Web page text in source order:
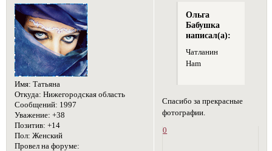
Имя: Татьяна
Откуда: Нижегородская область
Сообщений: 1997
Уважение: +38
Позитив: +14
Пол: Женский
Провел на форуме:
Ольга
Бабушка
написал(а):
Чатланин
Ham
Спасибо за прекрасные
фотографии.
0